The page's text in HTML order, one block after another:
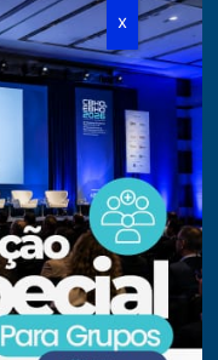
Modulares
Apoiados
Regionais